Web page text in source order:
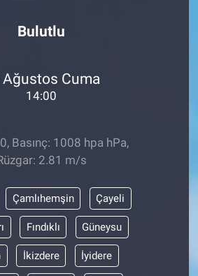
Bulutlu
Ağustos Cuma
14:00
Basınç: 1008 hpa hPa,
2.81 m/s
Çamlıhemşin Çayeli
Fındıklı Güneysu
İkizdere İyidere